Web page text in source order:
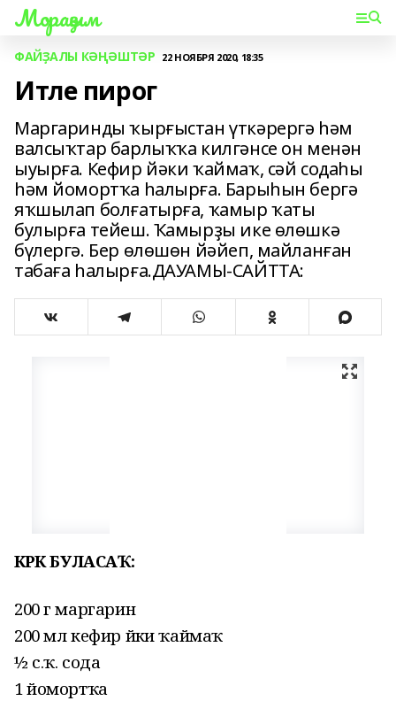
Мораҙым
ФАЙҘАЛЫ КӘҢӘШТӘР 22 НОЯБРЯ 2020, 18:35
Итле пирог
Маргаринды ҡырғыстан үткәрергә һәм
валсыҡтар барлыҡҡа килгәнсе он менән
ыуырға. Кефир йәки ҡаймаҡ, сәй содаһы
һәм йомортҡа һалырға. Барыһын бергә
яҡшылап болғатырға, ҡамыр ҡаты
булырға тейеш. Ҡамырҙы ике өлөшкә
бүлергә. Бер өлөшөн йәйеп, майланған
табаға һалырға.ДАУАМЫ-САЙТТА:
КӘРӘК БУЛАСАҠ:
200 г маргарин
200 мл кефир йәки ҡаймаҡ
½ с.ҡ. сода
1 йомортҡа